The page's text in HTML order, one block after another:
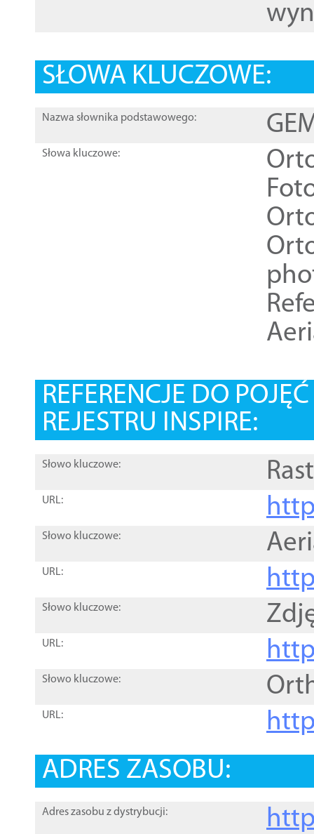
SŁOWA KLUCZOWE:
Nazwa słownika podstawowego:
Słowa kluczowe:
REFERENCJE DO
REJESTRU INSPIRE:
Słowo kluczowe:
URL:
Słowo kluczowe:
URL:
Słowo kluczowe:
URL:
Słowo kluczowe:
URL:
ADRES ZASOBU:
Adres zasobu z dystrybucji: